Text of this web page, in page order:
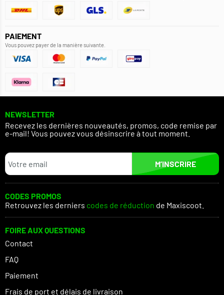
PAIEMENT
Vous pouvez payer de la manière suivante.
NEWSLETTER
Recevez les dernières nouveautés, promos, code remise par
e-mail! Vous pouvez vous désinscrire à tout moment.
M’INSCRIRE
CODES PROMOS
Retrouvez les derniers codes de réduction de Maxiscoot.
FOIRE AUX QUESTIONS
Contact
FAQ
Paiement
Frais de port et délais de livraison